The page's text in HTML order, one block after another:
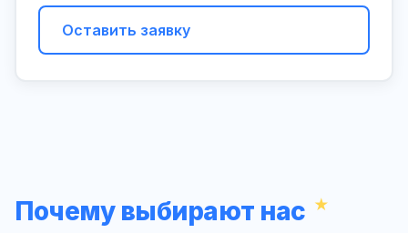
Оставить заявку
Почему выбирают нас